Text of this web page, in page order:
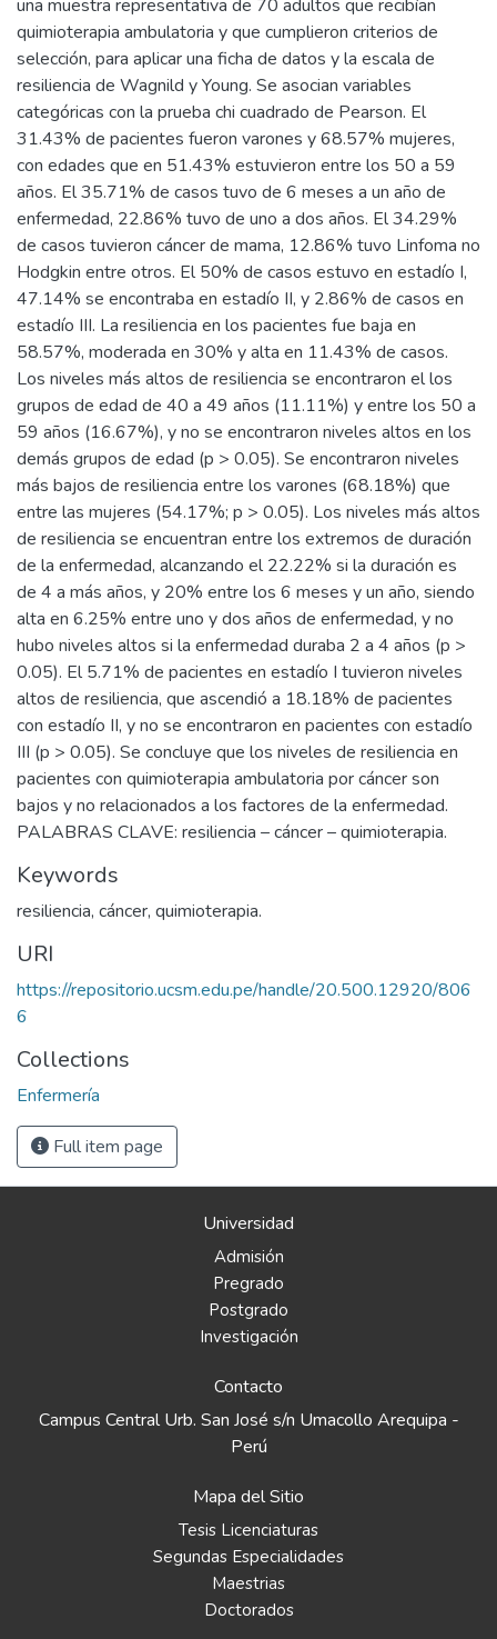
una muestra representativa de 70 adultos que recibían
quimioterapia ambulatoria y que cumplieron criterios de
selección, para aplicar una ficha de datos y la escala de
resiliencia de Wagnild y Young. Se asocian variables
categóricas con la prueba chi cuadrado de Pearson. El
31.43% de pacientes fueron varones y 68.57% mujeres,
con edades que en 51.43% estuvieron entre los 50 a 59
años. El 35.71% de casos tuvo de 6 meses a un año de
enfermedad, 22.86% tuvo de uno a dos años. El 34.29%
de casos tuvieron cáncer de mama, 12.86% tuvo Linfoma no
Hodgkin entre otros. El 50% de casos estuvo en estadío I,
47.14% se encontraba en estadío II, y 2.86% de casos en
estadío III. La resiliencia en los pacientes fue baja en
58.57%, moderada en 30% y alta en 11.43% de casos.
Los niveles más altos de resiliencia se encontraron el los
grupos de edad de 40 a 49 años (11.11%) y entre los 50 a
59 años (16.67%), y no se encontraron niveles altos en los
demás grupos de edad (p > 0.05). Se encontraron niveles
más bajos de resiliencia entre los varones (68.18%) que
entre las mujeres (54.17%; p > 0.05). Los niveles más altos
de resiliencia se encuentran entre los extremos de duración
de la enfermedad, alcanzando el 22.22% si la duración es
de 4 a más años, y 20% entre los 6 meses y un año, siendo
alta en 6.25% entre uno y dos años de enfermedad, y no
hubo niveles altos si la enfermedad duraba 2 a 4 años (p >
0.05). El 5.71% de pacientes en estadío I tuvieron niveles
altos de resiliencia, que ascendió a 18.18% de pacientes
con estadío II, y no se encontraron en pacientes con estadío
III (p > 0.05). Se concluye que los niveles de resiliencia en
pacientes con quimioterapia ambulatoria por cáncer son
bajos y no relacionados a los factores de la enfermedad.
PALABRAS CLAVE: resiliencia – cáncer – quimioterapia.
Keywords
resiliencia, cáncer, quimioterapia.
URI
https://repositorio.ucsm.edu.pe/handle/20.500.12920/806
6
Collections
Enfermería
Full item page
Universidad
Admisión
Pregrado
Postgrado
Investigación
Contacto
Campus Central Urb. San José s/n Umacollo Arequipa -
Perú
Mapa del Sitio
Tesis Licenciaturas
Segundas Especialidades
Maestrias
Doctorados